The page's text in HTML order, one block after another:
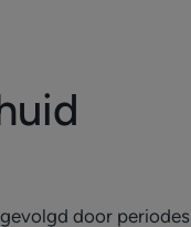
door periodes